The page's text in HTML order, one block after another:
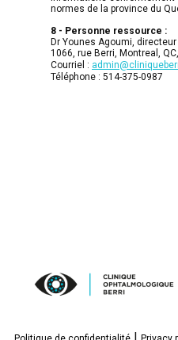
normes de la province du
8 - Personne ressource :
Dr Younes Agoumi, directeur
1066, rue Berri, Montreal,
Courriel :
Téléphone : 514-375-0987